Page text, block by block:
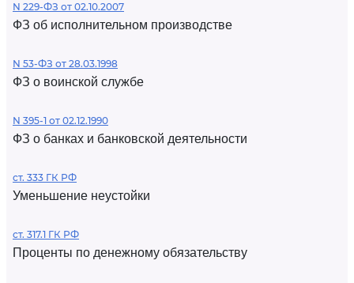
N 229-ФЗ от 02.10.2007
ФЗ об исполнительном производстве
N 53-ФЗ от 28.03.1998
ФЗ о воинской службе
N 395-1 от 02.12.1990
ФЗ о банках и банковской деятельности
ст. 333 ГК РФ
Уменьшение неустойки
ст. 317.1 ГК РФ
Проценты по денежному обязательству